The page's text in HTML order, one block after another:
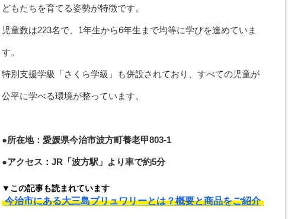
どもたちを育てる姿勢が特徴です。
児童数は223名で、1年生から6年生まで均等に学びを進めていま
す。
特別支援学級「さくら学級」も併設されており、すべての児童が
公平に学べる環境が整っています。
●所在地：愛媛県今治市波方町養老甲803-1
●アクセス：JR「波方駅」より車で約5分
▼この記事も読まれています
今治市にある大三島ブリュワリーとは？概要と商品をご紹介